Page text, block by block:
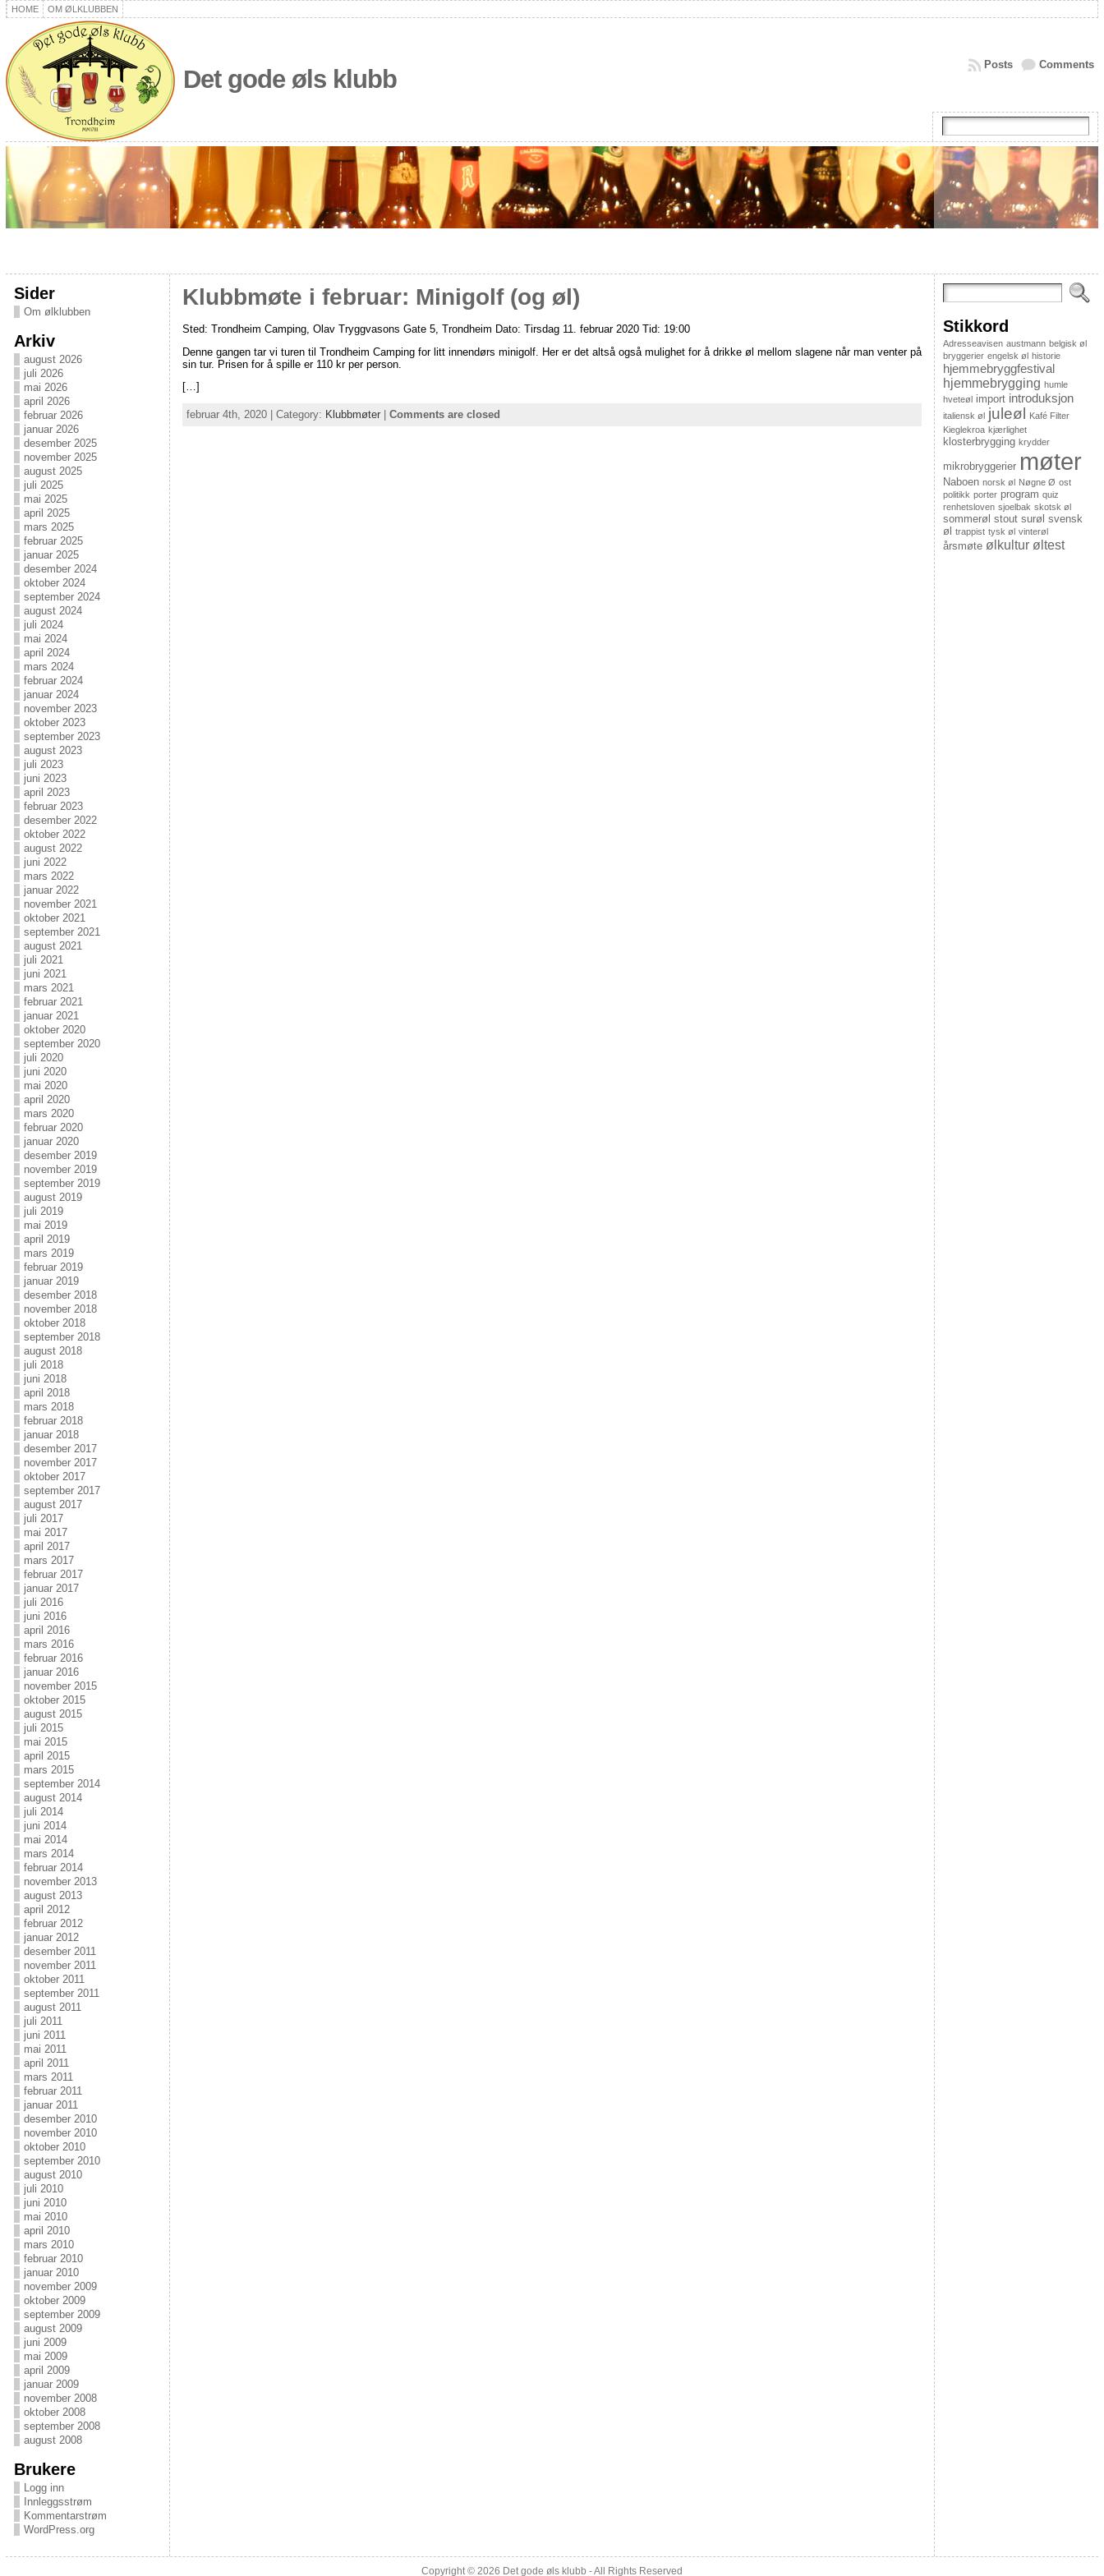
HOME OM ØLKLUBBEN
Det gode øls klubb
Comments
Posts
Sider
Om ølklubben
Arkiv
august 2026
juli 2026
mai 2026
april 2026
februar 2026
januar 2026
desember 2025
november 2025
august 2025
juli 2025
mai 2025
april 2025
mars 2025
februar 2025
januar 2025
desember 2024
oktober 2024
september 2024
august 2024
juli 2024
mai 2024
april 2024
mars 2024
februar 2024
januar 2024
november 2023
oktober 2023
september 2023
august 2023
juli 2023
juni 2023
april 2023
februar 2023
desember 2022
oktober 2022
august 2022
juni 2022
mars 2022
januar 2022
november 2021
oktober 2021
september 2021
august 2021
juli 2021
juni 2021
mars 2021
februar 2021
januar 2021
oktober 2020
september 2020
juli 2020
juni 2020
mai 2020
april 2020
mars 2020
februar 2020
januar 2020
desember 2019
november 2019
september 2019
august 2019
juli 2019
mai 2019
april 2019
mars 2019
februar 2019
januar 2019
desember 2018
november 2018
oktober 2018
september 2018
august 2018
juli 2018
juni 2018
april 2018
mars 2018
februar 2018
januar 2018
desember 2017
november 2017
oktober 2017
september 2017
august 2017
juli 2017
mai 2017
april 2017
mars 2017
februar 2017
januar 2017
juli 2016
juni 2016
april 2016
mars 2016
februar 2016
januar 2016
november 2015
oktober 2015
august 2015
juli 2015
mai 2015
april 2015
mars 2015
september 2014
august 2014
juli 2014
juni 2014
mai 2014
mars 2014
februar 2014
november 2013
august 2013
april 2012
februar 2012
januar 2012
desember 2011
november 2011
oktober 2011
september 2011
august 2011
juli 2011
juni 2011
mai 2011
april 2011
mars 2011
februar 2011
januar 2011
desember 2010
november 2010
oktober 2010
september 2010
august 2010
juli 2010
juni 2010
mai 2010
april 2010
mars 2010
februar 2010
januar 2010
november 2009
oktober 2009
september 2009
august 2009
juni 2009
mai 2009
april 2009
januar 2009
november 2008
oktober 2008
september 2008
august 2008
Brukere
Logg inn
Innleggsstrøm
Kommentarstrøm
WordPress.org
Klubbmøte i februar: Minigolf (og øl)
Sted: Trondheim Camping, Olav Tryggvasons Gate 5, Trondheim Dato: Tirsdag 11. februar 2020 Tid: 19:00
Denne gangen tar vi turen til Trondheim Camping for litt innendørs minigolf. Her er det altså også mulighet for å drikke øl mellom slagene når man venter på
sin tur. Prisen for å spille er 110 kr per person.
[…]
februar 4th, 2020 | Category: Klubbmøter| Comments are closed
Stikkord
Adresseavisen austmann belgisk øl
bryggerier engelsk øl historie
hjemmebryggfestival
hjemmebrygging humle
hveteøl import introduksjon
italiensk øl juleøl
Kafé Filter
Kieglekroa kjærlighet
klosterbrygging krydder
mikrobryggerier møter
Naboen norsk øl Nøgne Ø ost
politikk porter program quiz
renhetsloven sjoelbak skotsk øl
sommerøl stout surøl svensk
øl trappist tysk øl vinterøl
årsmøte ølkultur øltest
Copyright © 2026 Det gode øls klubb - All Rights Reserved